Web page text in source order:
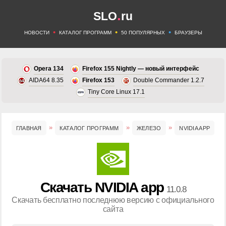
SLO.ru
НОВОСТИ • КАТАЛОГ ПРОГРАММ • 50 ПОПУЛЯРНЫХ • БРАУЗЕРЫ
Opera 134
Firefox 155 Nightly — новый интерфейс
AIDA64 8.35
Firefox 153
Double Commander 1.2.7
Tiny Core Linux 17.1
ГЛАВНАЯ КАТАЛОГ ПРОГРАММ ЖЕЛЕЗО NVIDIA APP
Скачать NVIDIA app 11.0.8
Скачать бесплатно последнюю версию с официального
сайта